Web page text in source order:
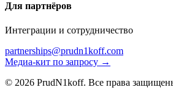
Для партнёров
Интеграции и сотрудничество
partnerships@prudn1koff.com
Медиа-кит по запросу →
© 2026 PrudN1koff. Все права